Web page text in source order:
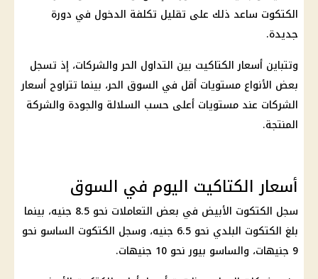
الكتكوت ساعد ذلك على تقليل تكلفة الدخول في دورة
جديدة.
وتتباين أسعار الكتاكيت بين التداول الحر والشركات، إذ تسجل
بعض الأنواع مستويات أقل في السوق الحر، بينما تتراوح أسعار
الشركات عند مستويات أعلى حسب السلالة والجودة والشركة
المنتجة.
أسعار الكتاكيت اليوم في السوق
سجل الكتكوت الأبيض في بعض التعاملات نحو 8.5 جنيه، بينما
بلغ الكتكوت البلدي نحو 6.5 جنيه، وسجل الكتكوت الساسو نحو
9 جنيهات، والساسو بيور نحو 10 جنيهات.